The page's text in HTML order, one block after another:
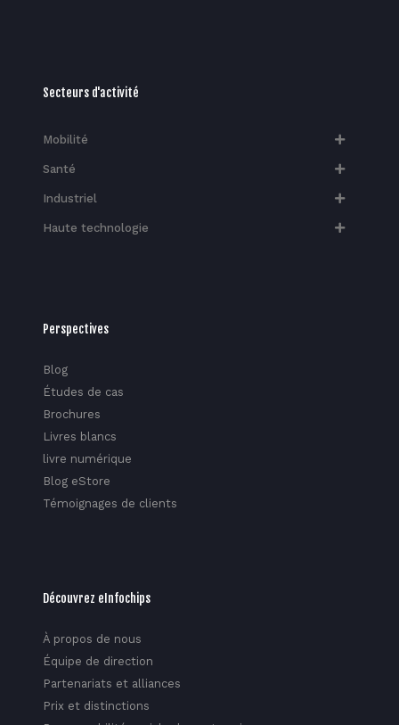
Secteurs d'activité
Mobilité
Santé
Industriel
Haute technologie​
Perspectives
Blog
Études de cas
Brochures
Livres blancs
livre numérique
Blog eStore
Témoignages de clients
Découvrez eInfochips
À propos de nous
Équipe de direction
Partenariats et alliances
Prix et distinctions